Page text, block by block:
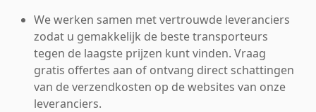
We werken samen met vertrouwde leveranciers
zodat u gemakkelijk de beste transporteurs
tegen de laagste prijzen kunt vinden. Vraag
gratis offertes aan of ontvang direct schattingen
van de verzendkosten op de websites van onze
leveranciers.